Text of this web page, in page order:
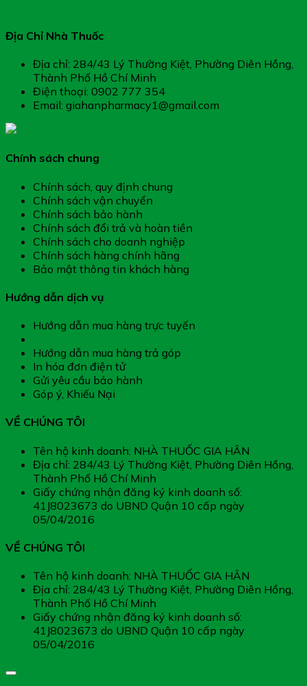
Địa Chỉ Nhà Thuốc
Địa chỉ: 284/43 Lý Thường Kiệt, Phường Diên Hồng,
Thành Phố Hồ Chí Minh
Điện thoại: 0902 777 354
Email: giahanpharmacy1@gmail.com
Chính sách chung
Chính sách, quy định chung
Chính sách vận chuyển
Chính sách bảo hành
Chính sách đổi trả và hoàn tiền
Chính sách cho doanh nghiệp
Chính sách hàng chính hãng
Bảo mật thông tin khách hàng
Hướng dẫn dịch vụ
Hướng dẫn mua hàng trực tuyến
Hướng dẫn mua hàng trả góp
In hóa đơn điện tử
Gửi yêu cầu bảo hành
Góp ý, Khiếu Nại
VỀ CHÚNG TÔI
Tên hộ kinh doanh: NHÀ THUỐC GIA HÂN
Địa chỉ: 284/43 Lý Thường Kiệt, Phường Diên Hồng,
Thành Phố Hồ Chí Minh
Giấy chứng nhận đăng ký kinh doanh số:
41J8023673 do UBND Quận 10 cấp ngày
05/04/2016
VỀ CHÚNG TÔI
Tên hộ kinh doanh: NHÀ THUỐC GIA HÂN
Địa chỉ: 284/43 Lý Thường Kiệt, Phường Diên Hồng,
Thành Phố Hồ Chí Minh
Giấy chứng nhận đăng ký kinh doanh số:
41J8023673 do UBND Quận 10 cấp ngày
05/04/2016